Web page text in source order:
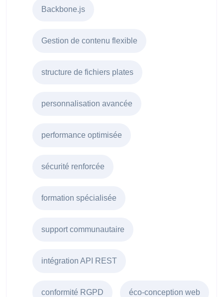
Backbone.js
Gestion de contenu flexible
structure de fichiers plates
personnalisation avancée
performance optimisée
sécurité renforcée
formation spécialisée
support communautaire
intégration API REST
conformité RGPD éco-conception web